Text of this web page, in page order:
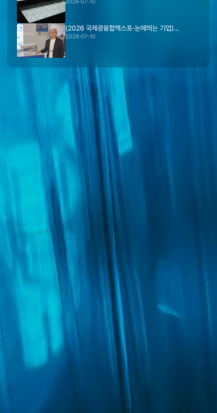
2026-07-10
(2026 국제광융합엑스포-눈에띄는 기업)…
2026-07-10